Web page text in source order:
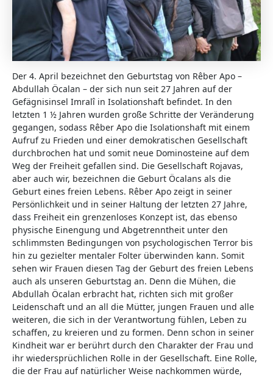
Der 4. April bezeichnet den Geburtstag von Rêber Apo –
Abdullah Öcalan – der sich nun seit 27 Jahren auf der
Gefägnisinsel Imralî in Isolationshaft befindet. In den
letzten 1 ½ Jahren wurden große Schritte der Veränderung
gegangen, sodass Rêber Apo die Isolationshaft mit einem
Aufruf zu Frieden und einer demokratischen Gesellschaft
durchbrochen hat und somit neue Dominosteine auf dem
Weg der Freiheit gefallen sind. Die Gesellschaft Rojavas,
aber auch wir, bezeichnen die Geburt Öcalans als die
Geburt eines freien Lebens. Rêber Apo zeigt in seiner
Persönlichkeit und in seiner Haltung der letzten 27 Jahre,
dass Freiheit ein grenzenloses Konzept ist, das ebenso
physische Einengung und Abgetrenntheit unter den
schlimmsten Bedingungen von psychologischen Terror bis
hin zu gezielter mentaler Folter überwinden kann. Somit
sehen wir Frauen diesen Tag der Geburt des freien Lebens
auch als unseren Geburtstag an. Denn die Mühen, die
Abdullah Öcalan erbracht hat, richten sich mit großer
Leidenschaft und an all die Mütter, jungen Frauen und alle
weiteren, die sich in der Verantwortung fühlen, Leben zu
schaffen, zu kreieren und zu formen. Denn schon in seiner
Kindheit war er berührt durch den Charakter der Frau und
ihr wiedersprüchlichen Rolle in der Gesellschaft. Eine Rolle,
die der Frau auf natürlicher Weise nachkommen würde,